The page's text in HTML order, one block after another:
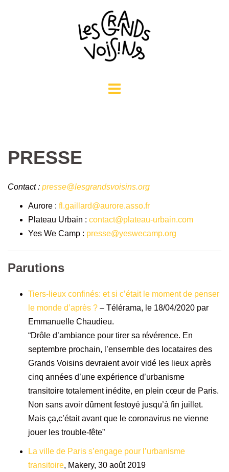
PRESSE
Contact : presse@lesgrandsvoisins.org
Aurore : fl.gaillard@aurore.asso.fr
Plateau Urbain : contact@plateau-urbain.com
Yes We Camp : presse@yeswecamp.org
Parutions
Tiers-lieux confinés: et si c’était le moment de penser
le monde d’après ? – Télérama, le 18/04/2020 par
Emmanuelle Chaudieu.
“Drôle d’ambiance pour tirer sa révérence. En
septembre prochain, l’ensemble des locataires des
Grands Voisins devraient avoir vidé les lieux après
cinq années d’une expérience d’urbanisme
transitoire totalement inédite, en plein cœur de Paris.
Non sans avoir dûment festoyé jusqu’à fin juillet.
Mais ça,c’était avant que le coronavirus ne vienne
jouer les trouble-fête”
La ville de Paris s’engage pour l’urbanisme
transitoire, Makery, 30 août 2019